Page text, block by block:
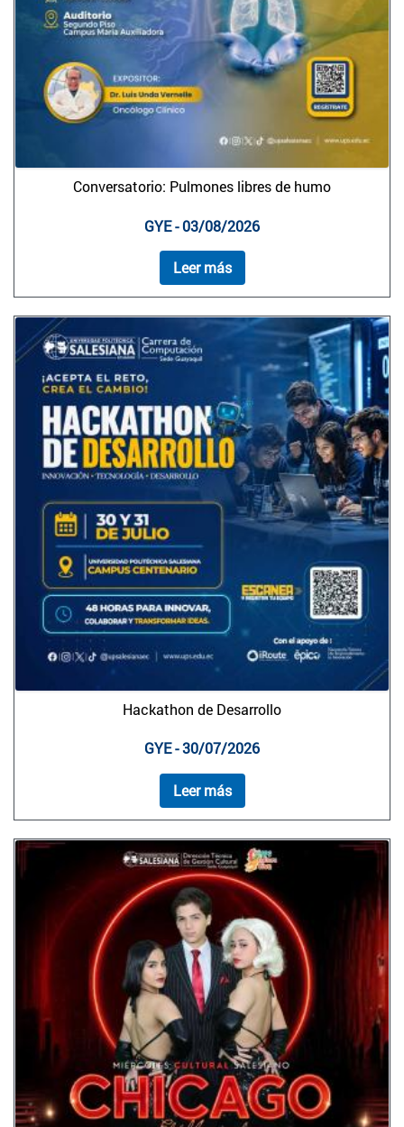
Conversatorio: Pulmones libres de humo
GYE - 03/08/2026
Leer más
Hackathon de Desarrollo
GYE - 30/07/2026
Leer más